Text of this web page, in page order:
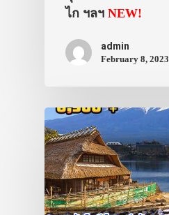
ไก ฯลฯ NEW!
admin
February 8, 2023